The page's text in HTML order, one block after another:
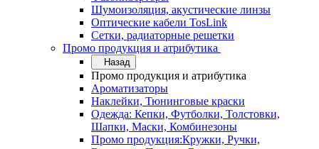
Шумоизоляция, акустические линзы
Оптические кабели TosLink
Сетки, радиаторные решетки
Промо продукция и атрибутика
Назад
Промо продукция и атрибутика
Ароматизаторы
Наклейки, Тюнинговые краски
Одежда: Кепки, Футболки, Толстовки,
Шапки, Маски, Комбинезоны
Промо продукция:Кружки, Ручки,